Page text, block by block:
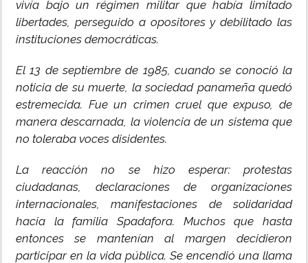
vivía bajo un régimen militar que había limitado
libertades, perseguido a opositores y debilitado las
instituciones democráticas.
El 13 de septiembre de 1985, cuando se conoció la
noticia de su muerte, la sociedad panameña quedó
estremecida. Fue un crimen cruel que expuso, de
manera descarnada, la violencia de un sistema que
no toleraba voces disidentes.
La reacción no se hizo esperar: protestas
ciudadanas, declaraciones de organizaciones
internacionales, manifestaciones de solidaridad
hacia la familia Spadafora. Muchos que hasta
entonces se mantenían al margen decidieron
participar en la vida pública. Se encendió una llama